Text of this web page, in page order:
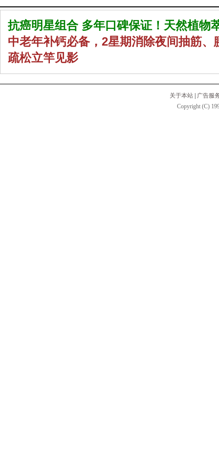
抗癌明星组合 多年口碑保证！天然植物
中老年补钙必备，2星期消除夜间抽筋、
疏松立竿见影
关于本站
广告服
Copyright (C)